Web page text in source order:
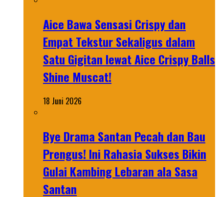
Aice Bawa Sensasi Crispy dan
Empat Tekstur Sekaligus dalam
Satu Gigitan lewat Aice Crispy Balls
Shine Muscat!
18 Juni 2026
Bye Drama Santan Pecah dan Bau
Prengus! Ini Rahasia Sukses Bikin
Gulai Kambing Lebaran ala Sasa
Santan